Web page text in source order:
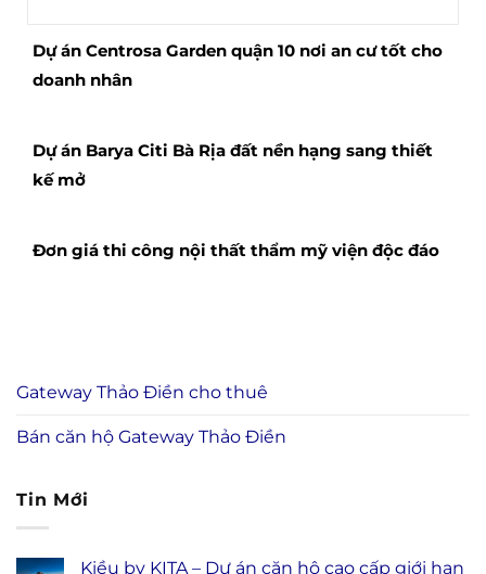
Dự án Centrosa Garden quận 10 nơi an cư tốt cho
doanh nhân
Dự án Barya Citi Bà Rịa đất nền hạng sang thiết
kế mở
Đơn giá thi công nội thất thẩm mỹ viện độc đáo
Gateway Thảo Điền cho thuê
Bán căn hộ Gateway Thảo Điền
Tin Mới
Kiều by KITA – Dự án căn hộ cao cấp giới hạn